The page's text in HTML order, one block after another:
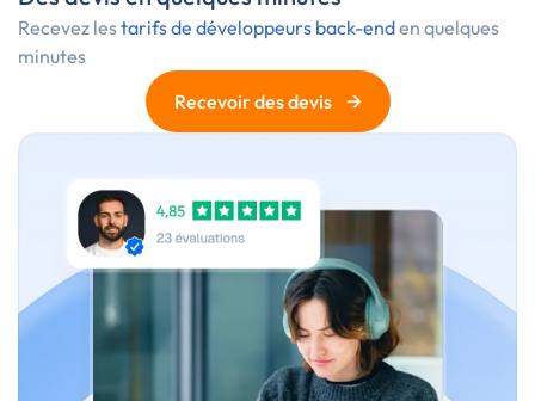
Recevez lestarifs de développeurs back-enden quelques
minutes
Recevoir des devis
→